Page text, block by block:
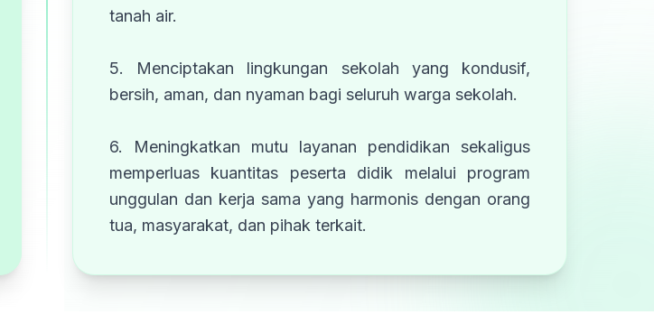
tanah air.
5. Menciptakan lingkungan sekolah yang kondusif,
bersih, aman, dan nyaman bagi seluruh warga sekolah.
6. Meningkatkan mutu layanan pendidikan sekaligus
memperluas kuantitas peserta didik melalui program
unggulan dan kerja sama yang harmonis dengan orang
tua, masyarakat, dan pihak terkait.